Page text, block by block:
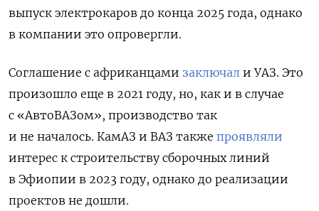
выпуск электрокаров до конца 2025 года, однако
в компании это опровергли.
Соглашение с африканцами заключал и УАЗ. Это
произошло еще в 2021 году, но, как и в случае
с «АвтоВАЗом», производство так
и не началось. КамАЗ и ВАЗ также проявляли
интерес к строительству сборочных линий
в Эфиопии в 2023 году, однако до реализации
проектов не дошли.